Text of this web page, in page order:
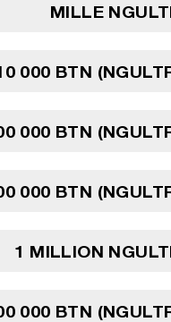
MILLE
000 BTN
000 BTN
000 BTN
1 MILLION
000 BTN